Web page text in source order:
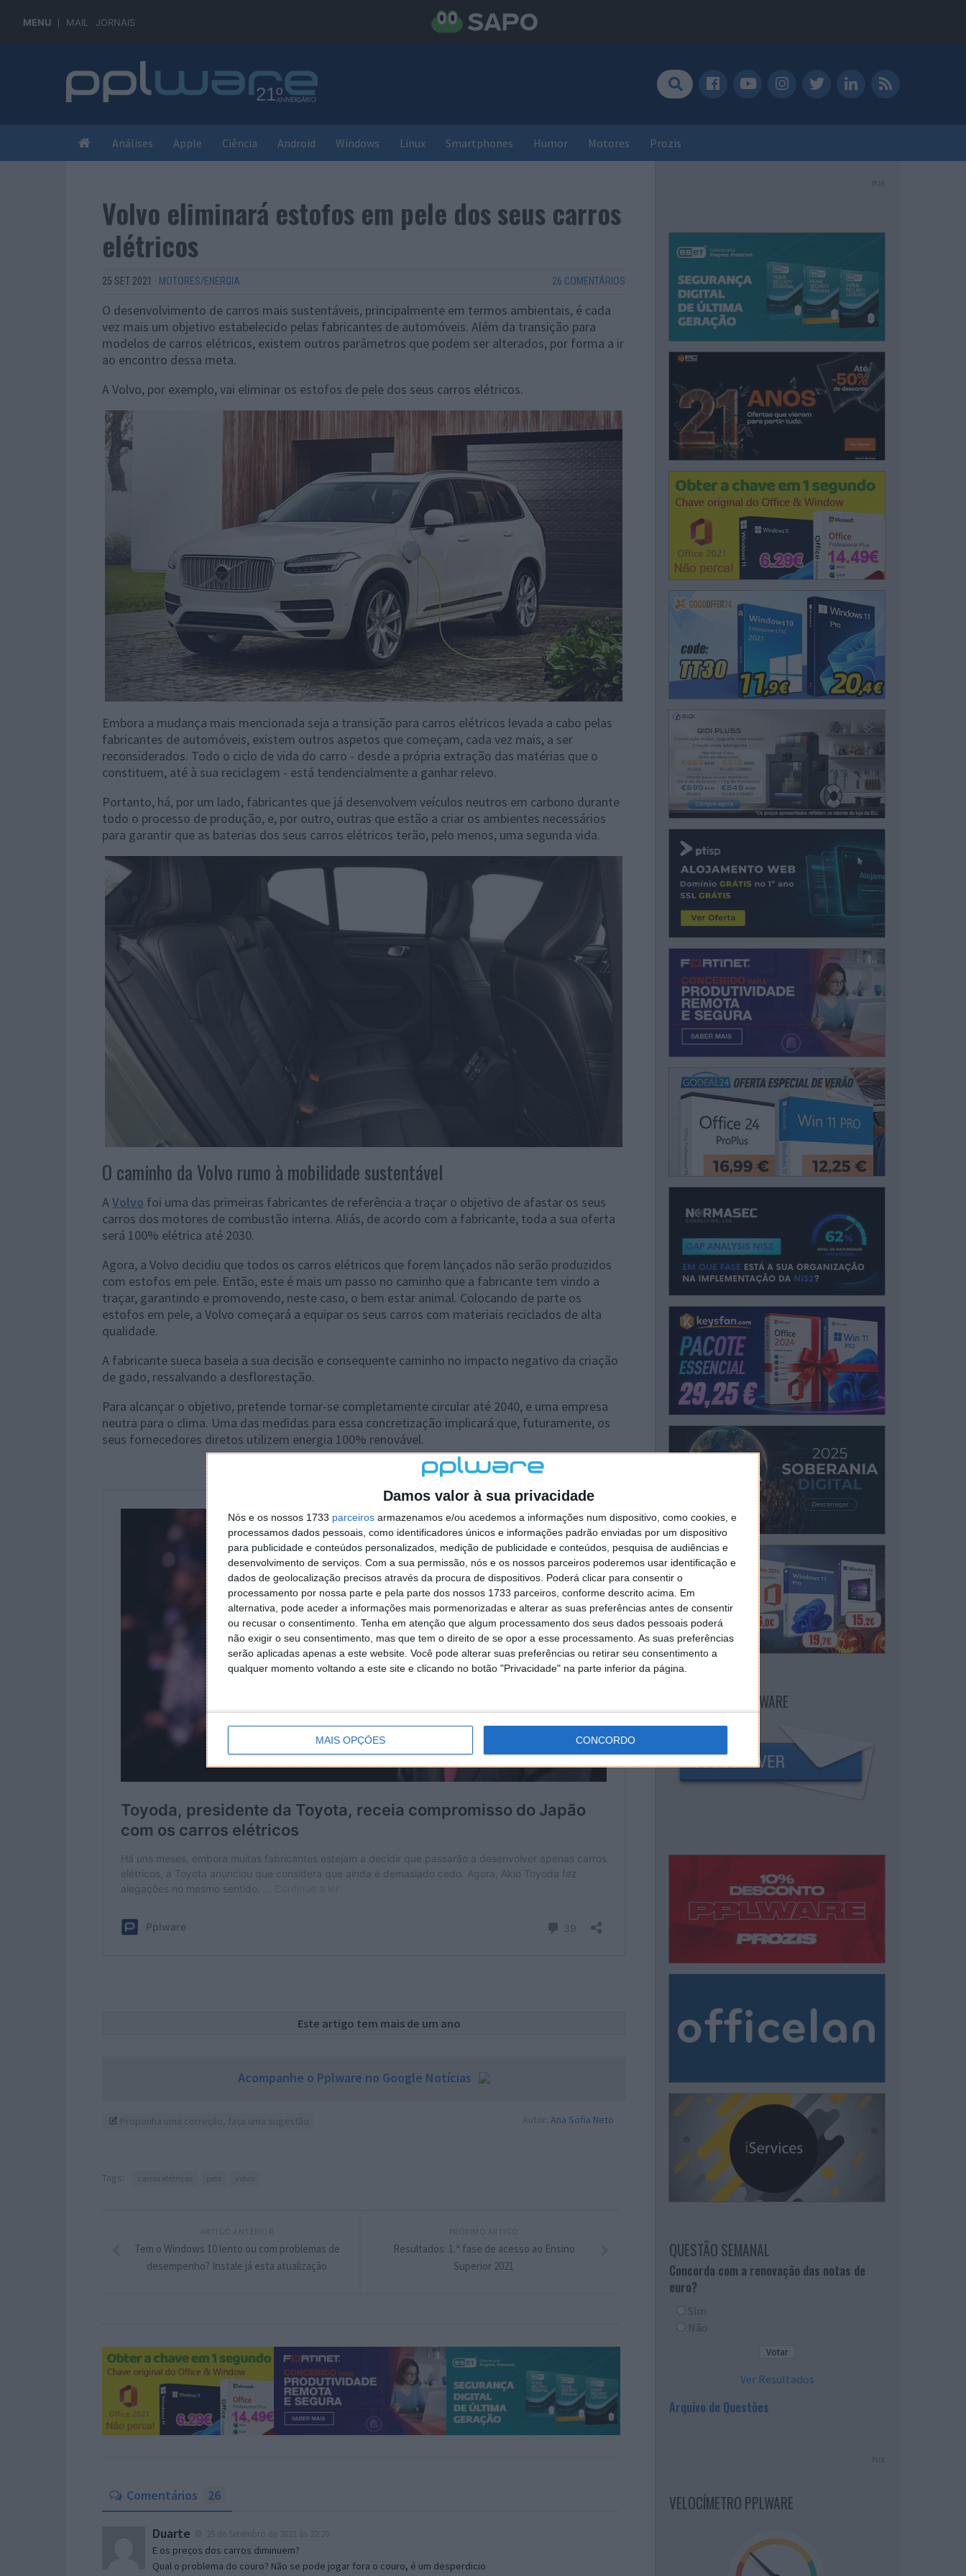
Damos valor à sua privacidade
Nós e os nossos 1733 parceiros armazenamos e/ou acedemos a informações num dispositivo, como cookies, e
processamos dados pessoais, como identificadores únicos e informações padrão enviadas por um dispositivo
para publicidade e conteúdos personalizados, medição de publicidade e conteúdos, pesquisa de audiências e
desenvolvimento de serviços. Com a sua permissão, nós e os nossos parceiros poderemos usar identificação e
dados de geolocalização precisos através da procura de dispositivos. Poderá clicar para consentir o
processamento por nossa parte e pela parte dos nossos 1733 parceiros, conforme descrito acima. Em
alternativa, pode aceder a informações mais pormenorizadas e alterar as suas preferências antes de consentir
ou recusar o consentimento. Tenha em atenção que algum processamento dos seus dados pessoais poderá
não exigir o seu consentimento, mas que tem o direito de se opor a esse processamento. As suas preferências
serão aplicadas apenas a este website. Você pode alterar suas preferências ou retirar seu consentimento a
qualquer momento voltando a este site e clicando no botão "Privacidade" na parte inferior da página.
MAIS OPÇÕES CONCORDO
MENU MAIL JORNAIS
Análises Apple Ciência Android Windows Linux Smartphones Humor Motores Prozis
Volvo eliminará estofos em pele dos seus carros
elétricos
25 SET 2021 · MOTORES/ENERGIA 26 COMENTÁRIOS
O desenvolvimento de carros mais sustentáveis, principalmente em termos ambientais, é cada
vez mais um objetivo estabelecido pelas fabricantes de automóveis. Além da transição para
modelos de carros elétricos, existem outros parâmetros que podem ser alterados, por forma a ir
ao encontro dessa meta.
A Volvo, por exemplo, vai eliminar os estofos de pele dos seus carros elétricos.
Embora a mudança mais mencionada seja a transição para carros elétricos levada a cabo pelas
fabricantes de automóveis, existem outros aspetos que começam, cada vez mais, a ser
reconsiderados. Todo o ciclo de vida do carro - desde a própria extração das matérias que o
constituem, até à sua reciclagem - está tendencialmente a ganhar relevo.
Portanto, há, por um lado, fabricantes que já desenvolvem veículos neutros em carbono durante
todo o processo de produção, e, por outro, outras que estão a criar os ambientes necessários
para garantir que as baterias dos seus carros elétricos terão, pelo menos, uma segunda vida.
O caminho da Volvo rumo à mobilidade sustentável
AVolvo foi uma das primeiras fabricantes de referência a traçar o objetivo de afastar os seus
carros dos motores de combustão interna. Aliás, de acordo com a fabricante, toda a sua oferta
será 100% elétrica até 2030.
Agora, a Volvo decidiu que todos os carros elétricos que forem lançados não serão produzidos
com estofos em pele. Então, este é mais um passo no caminho que a fabricante tem vindo a
traçar, garantindo e promovendo, neste caso, o bem estar animal. Colocando de parte os
estofos em pele, a Volvo começará a equipar os seus carros com materiais reciclados de alta
qualidade.
A fabricante sueca baseia a sua decisão e consequente caminho no impacto negativo da criação
de gado, ressalvando a desflorestação.
Para alcançar o objetivo, pretende tornar-se completamente circular até 2040, e uma empresa
neutra para o clima. Uma das medidas para essa concretização implicará que, futuramente, os
seus fornecedores diretos utilizem energia 100% renovável.
Este artigo tem mais de um ano
Acompanhe o Pplware no Google Notícias
Autor: Ana Sofia Neto
Tags:
Resultados: 1.ª fase de acesso ao Ensino
Superior 2021
Tem o Windows 10 lento ou com problemas de
desempenho? Instale já esta atualização
Comentários 26
Duarte
E os preços dos carros diminuem?
Qual o problema do couro? Não se pode jogar fora o couro, é um desperdicio
PUB
NEWSLETTER PPLWARE
QUESTÃO SEMANAL
Concorda com a renovação das notas de
euro?
Sim
Não
Ver Resultados
Arquivo de Questões
PUB
VELOCÍMETRO PPLWARE